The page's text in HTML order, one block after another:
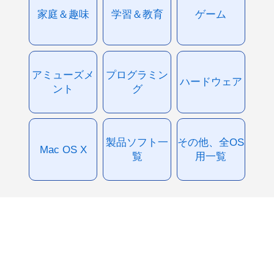
家庭＆趣味 学習＆教育 ゲーム
アミューズメ
ント
プログラミン
グ
ハードウェア
Mac OS X
製品ソフト一
覧
その他、全OS
用一覧